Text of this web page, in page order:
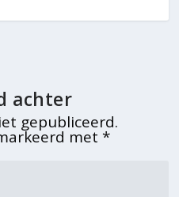
achter
gepubliceerd.
met *